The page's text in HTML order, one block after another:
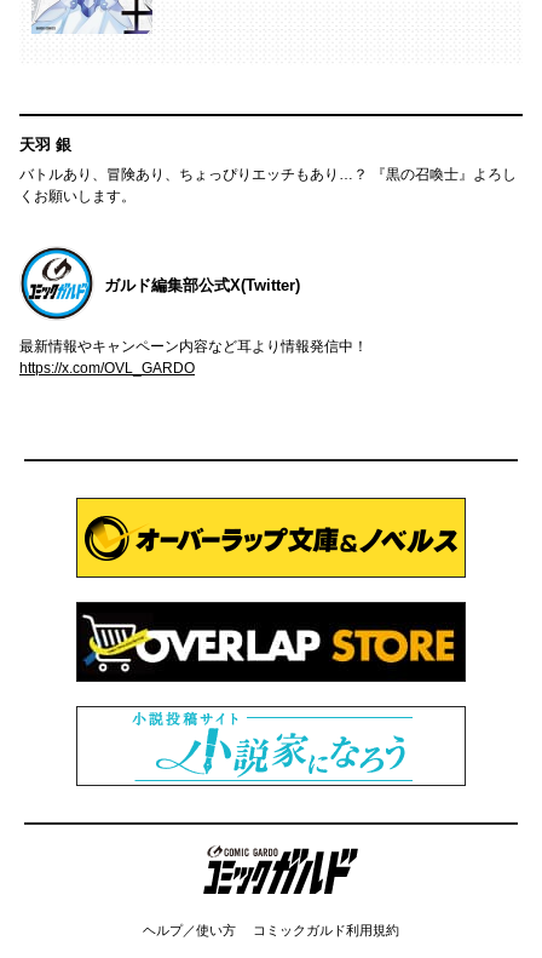
天羽 銀
バトルあり、冒険あり、ちょっぴりエッチもあり…？ 『黒の召喚士』よろし
くお願いします。
ガルド編集部公式X(Twitter)
最新情報やキャンペーン内容など耳より情報発信中！
https://x.com/OVL_GARDO
コミックガルド
ヘルプ／使い方 コミックガルド利用規約